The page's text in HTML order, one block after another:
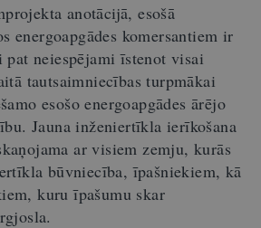
anotācijā, esošā
energoapgādes komersantiem ir
neiespējami īstenot visai
tautsaimniecības turpmākai
esošo energoapgādes ārējo
Jauna inženiertīkla ierīkošana
ar visiem zemju, kurās
būvniecība, īpašniekiem, kā
kuru īpašumu skar